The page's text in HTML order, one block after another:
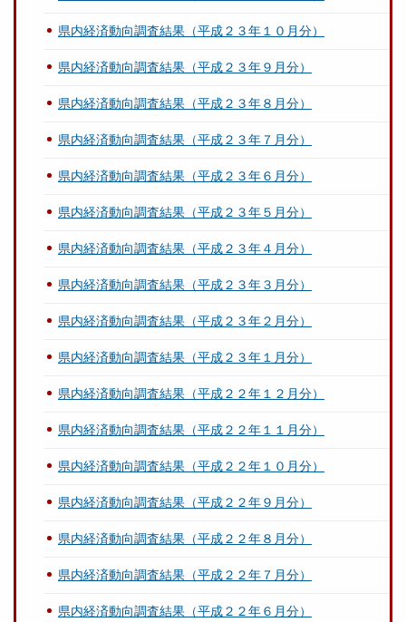
県内経済動向調査結果（平成２３年１０月分）
県内経済動向調査結果（平成２３年９月分）
県内経済動向調査結果（平成２３年８月分）
県内経済動向調査結果（平成２３年７月分）
県内経済動向調査結果（平成２３年６月分）
県内経済動向調査結果（平成２３年５月分）
県内経済動向調査結果（平成２３年４月分）
県内経済動向調査結果（平成２３年３月分）
県内経済動向調査結果（平成２３年２月分）
県内経済動向調査結果（平成２３年１月分）
県内経済動向調査結果（平成２２年１２月分）
県内経済動向調査結果（平成２２年１１月分）
県内経済動向調査結果（平成２２年１０月分）
県内経済動向調査結果（平成２２年９月分）
県内経済動向調査結果（平成２２年８月分）
県内経済動向調査結果（平成２２年７月分）
県内経済動向調査結果（平成２２年６月分）